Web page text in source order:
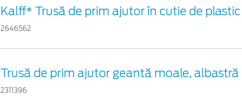
Kalff* Trusă de prim ajutor în cutie de
2646562
Trusă de prim ajutor geantă moale, albastră
2311396